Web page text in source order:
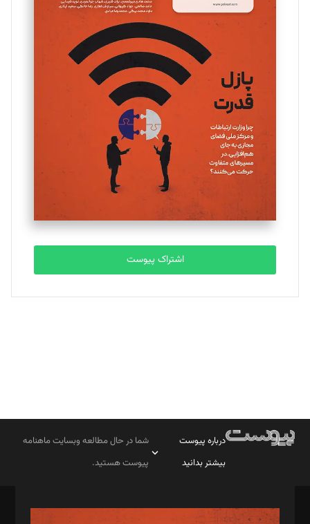
مینا پاکدل
یسنا امان‌پور
تحریریه
ملینا جعفری
تحریریه
مصطفی مسجدی آرانی
تحریریه
بابک نقاش
تحریریه
اشتراک پیوست
درباره پیوست
بیشتر بدانید
شما در حال مطالعه وبسایت ماهنامه
پیوست هستید.
مدیر مسئول: محمدباقر اثنی‌عشری